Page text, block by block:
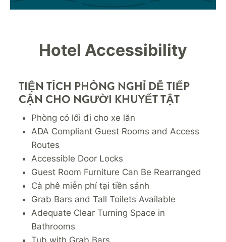
Hotel Accessibility
TIỆN TÍCH PHÒNG NGHỈ DỄ TIẾP
CẬN CHO NGƯỜI KHUYẾT TẬT
Phòng có lối đi cho xe lăn
ADA Compliant Guest Rooms and Access
Routes
Accessible Door Locks
Guest Room Furniture Can Be Rearranged
Cà phê miễn phí tại tiền sảnh
Grab Bars and Tall Toilets Available
Adequate Clear Turning Space in
Bathrooms